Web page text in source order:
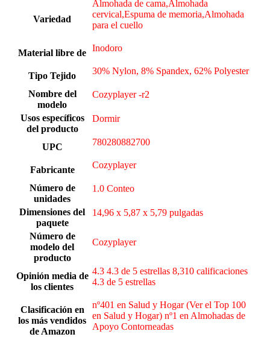
Variedad
Almohada de cama,Almohada
cervical,Espuma de memoria,Almohada
para el cuello
Material libre de Inodoro
Tipo Tejido 30% Nylon, 8% Spandex, 62% Polyester
Nombre del
modelo
Cozyplayer -r2
Usos específicos
del producto
Dormir
UPC 780280882700
Fabricante Cozyplayer
Número de
unidades
1.0 Conteo
Dimensiones del
paquete
14,96 x 5,87 x 5,79 pulgadas
Número de
modelo del
producto
Cozyplayer
Opinión media de
los clientes
4.3 4.3 de 5 estrellas 8,310 calificaciones
4.3 de 5 estrellas
Clasificación en
los más vendidos
de Amazon
nº401 en Salud y Hogar (Ver el Top 100
en Salud y Hogar) nº1 en Almohadas de
Apoyo Contorneadas